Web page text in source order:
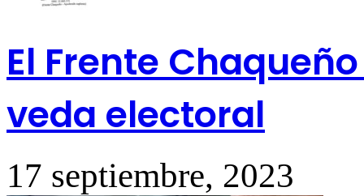
El Frente
veda electoral
17 septiembre, 2023